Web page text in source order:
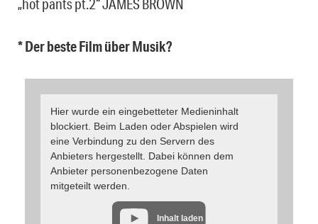
* Der beste Film über Musik?
Hier wurde ein eingebetteter Medieninhalt
blockiert. Beim Laden oder Abspielen wird
eine Verbindung zu den Servern des
Anbieters hergestellt. Dabei können dem
Anbieter personenbezogene Daten
mitgeteilt werden.
Inhalt laden